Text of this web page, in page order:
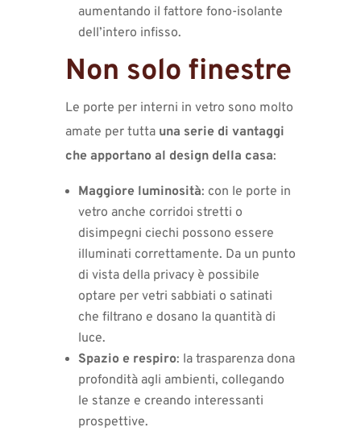
aumentando il fattore fono-isolante
dell’intero infisso.
Non solo finestre
Le porte per interni in vetro sono molto
amate per tutta una serie di vantaggi
che apportano al design della casa:
Maggiore luminosità: con le porte in
vetro anche corridoi stretti o
disimpegni ciechi possono essere
illuminati correttamente. Da un punto
di vista della privacy è possibile
optare per vetri sabbiati o satinati
che filtrano e dosano la quantità di
luce.
Spazio e respiro: la trasparenza dona
profondità agli ambienti, collegando
le stanze e creando interessanti
prospettive.